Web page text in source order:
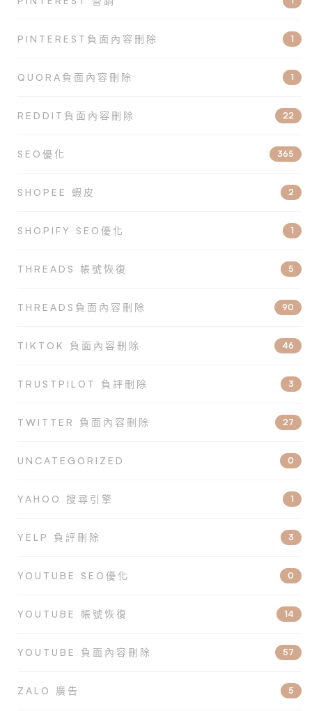
PINTEREST負面內容刪除 1
QUORA負面內容刪除 1
REDDIT負面內容刪除 22
SEO優化 365
SHOPEE 蝦皮 2
SHOPIFY SEO優化 1
THREADS 帳號恢復 5
THREADS負面內容刪除 90
TIKTOK 負面內容刪除 46
TRUSTPILOT 負評刪除 3
TWITTER 負面內容刪除 27
UNCATEGORIZED 0
YAHOO 搜尋引擎 1
YELP 負評刪除 3
YOUTUBE SEO優化 0
YOUTUBE 帳號恢復 14
YOUTUBE 負面內容刪除 57
ZALO 廣告 5